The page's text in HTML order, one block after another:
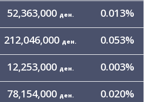
52,363,000 ден. 0.013%
212,046,000 ден. 0.053%
12,253,000 ден. 0.003%
78,154,000 ден. 0.020%